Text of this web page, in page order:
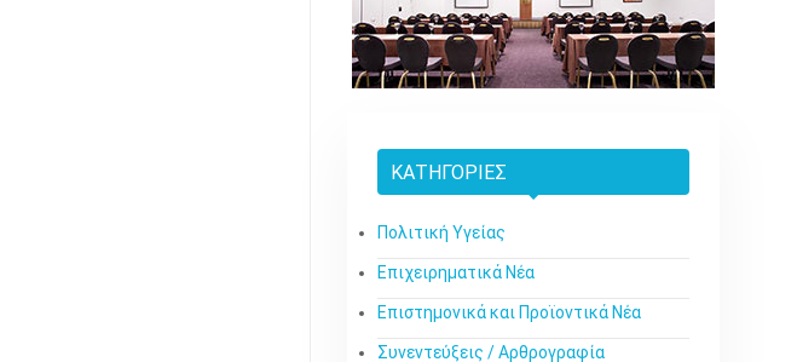
ΚΑΤΗΓΟΡΊΕΣ
Πολιτική Υγείας
Επιχειρηματικά Νέα
Επιστημονικά και Προϊοντικά Νέα
Συνεντεύξεις / Αρθρογραφία